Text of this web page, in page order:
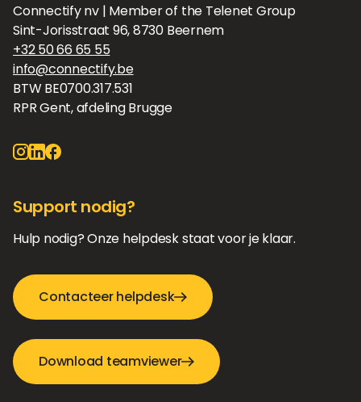
Connectify nv | Member of the Telenet Group
Sint-Jorisstraat 96, 8730 Beernem
+32 50 66 65 55
info@connectify.be
BTW BE0700.317.531
RPR Gent, afdeling Brugge
Support nodig?
Hulp nodig? Onze helpdesk staat voor je klaar.
Contacteer helpdesk
Download teamviewer